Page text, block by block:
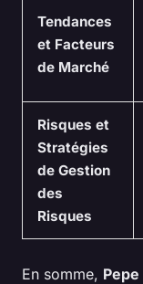
Tendances
et Facteurs
de Marché
Risques et
Stratégies
de Gestion
des
Risques
En somme, Pepe